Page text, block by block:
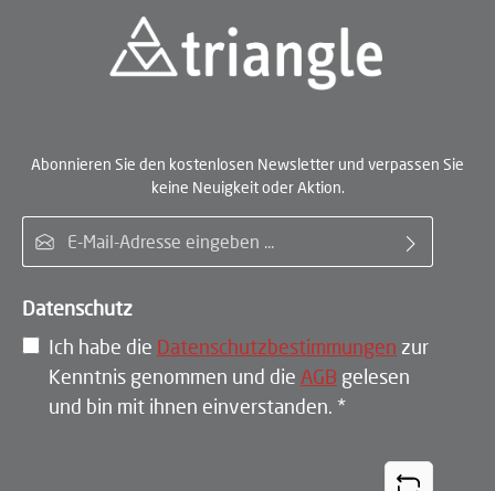
Abonnieren Sie den kostenlosen Newsletter und verpassen Sie
keine Neuigkeit oder Aktion.
Datenschutz
Ich habe die Datenschutzbestimmungen zur
Kenntnis genommen und die AGB gelesen
und bin mit ihnen einverstanden. *